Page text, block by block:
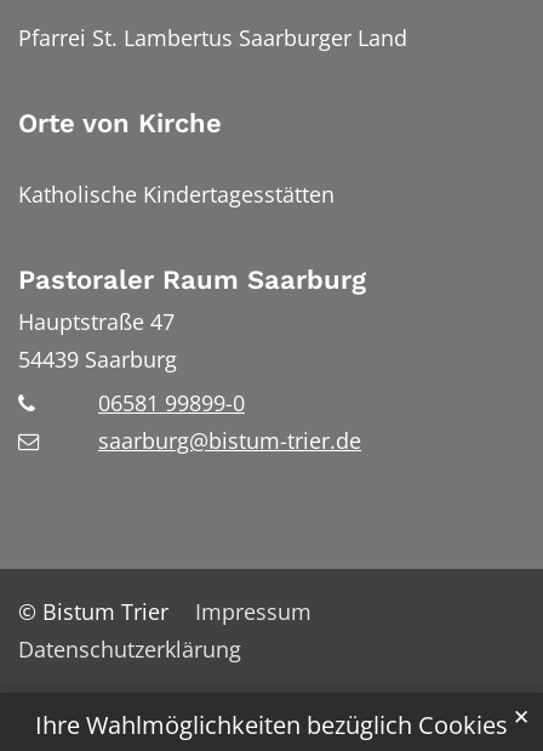
Ihre Wahlmöglichkeiten bezüglich Cookies ✕
Pfarrei St. Lambertus Saarburger Land
Orte von Kirche
Katholische Kindertagesstätten
Pastoraler Raum Saarburg
Hauptstraße 47
54439 Saarburg
06581 99899-0
saarburg@bistum-trier.de
© Bistum Trier
Impressum
Datenschutzerklärung